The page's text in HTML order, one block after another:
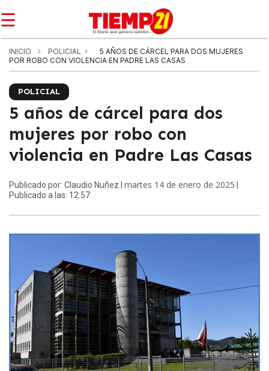
☰
INICIO POLICIAL
5 AÑOS DE CÁRCEL PARA DOS MUJERES
POR ROBO CON VIOLENCIA EN PADRE LAS CASAS
POLICIAL
5 años de cárcel para dos
mujeres por robo con
violencia en Padre Las Casas
Publicado por: Claudio Nuñez | martes 14 de enero de 2025
Publicado a las: 12:57